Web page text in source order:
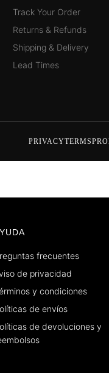
Track Your Order
Returns & Refunds
Shipping & Delivery
Lead Times
PRIVACYTERMS
frecuentes
de privacidad
y condiciones
de envíos
de devoluciones y